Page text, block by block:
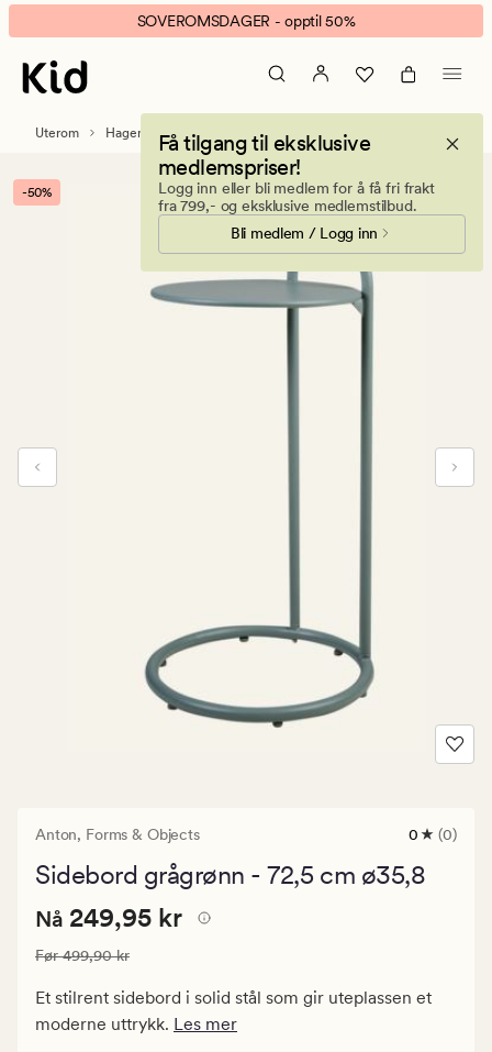
Anton
sidebord
Grågrønn
banner.
Klikk
ESCAPE
pause.
SOVEROMSDAGER - opptil 50%
Få tilgang til eksklusive
medlemspriser!
Logg inn eller bli medlem for å få fri frakt
fra 799,- og eksklusive medlemstilbud.
Bli medlem / Logg inn
Uterom Hagemøbler Hagebord
-50%
Anton, Forms & Objects
0
med
en
0 (0)
Sidebord grågrønn - 72,5 cm ø35,8
Nåværende
249,95
kr.
Vanlig
Nåværende pris
Nå 249,95 kr
Vanlig pris 499,90 kr
Før499,90 kr
Et stilrent sidebord i solid stål som gir uteplassen et
moderne uttrykk. Les mer